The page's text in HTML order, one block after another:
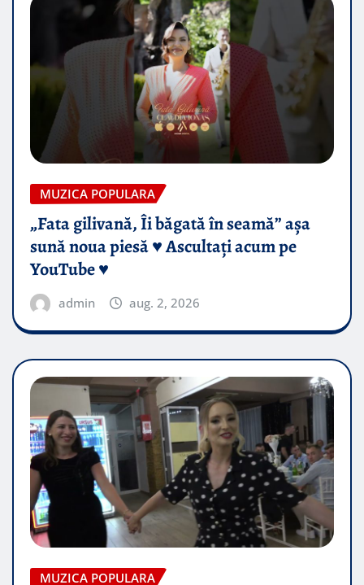
MUZICA POPULARA
„Fata gilivană, Îi băgată în seamă” așa
sună noua piesă ♥️ Ascultați acum pe
YouTube ♥️
admin aug. 2, 2026
MUZICA POPULARA